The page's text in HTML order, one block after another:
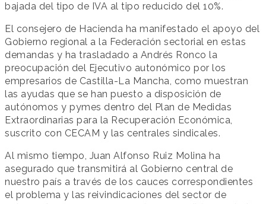
bajada del tipo de IVA al tipo reducido del 10%.
El consejero de Hacienda ha manifestado el apoyo del
Gobierno regional a la Federación sectorial en estas
demandas y ha trasladado a Andrés Ronco la
preocupación del Ejecutivo autonómico por los
empresarios de Castilla-La Mancha, como muestran
las ayudas que se han puesto a disposición de
autónomos y pymes dentro del Plan de Medidas
Extraordinarias para la Recuperación Económica,
suscrito con CECAM y las centrales sindicales.
Al mismo tiempo, Juan Alfonso Ruiz Molina ha
asegurado que transmitirá al Gobierno central de
nuestro país a través de los cauces correspondientes
el problema y las reivindicaciones del sector de